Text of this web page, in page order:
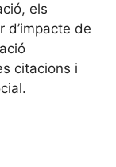
els
d’impacte de
citacions i